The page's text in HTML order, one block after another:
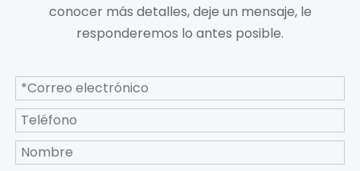
conocer más detalles, deje un mensaje, le
responderemos lo antes posible.